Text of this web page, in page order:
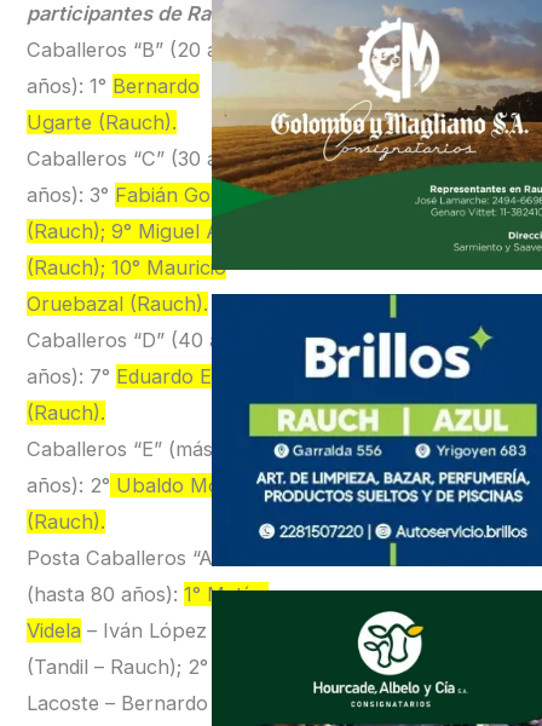
participantes de Rauch:
Caballeros “B” (20 a 29
años): 1° Bernardo
Ugarte (Rauch).
Caballeros “C” (30 a 39
años): 3° Fabián Goro
(Rauch); 9° Miguel Aybar
(Rauch); 10° Mauricio
Oruebazal (Rauch).
Caballeros “D” (40 a 49
años): 7° Eduardo Echart
(Rauch).
Caballeros “E” (más de 50
años): 2° Ubaldo Morales
(Rauch).
Posta Caballeros “A”
(hasta 80 años):1° Matías
Videla – Iván López
(Tandil – Rauch); 2° Diego
Lacoste – Bernardo